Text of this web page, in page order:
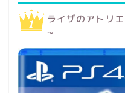
ライザのアトリ
~